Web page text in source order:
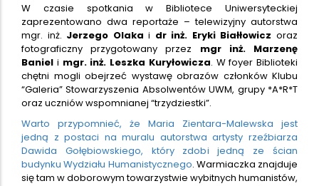
W czasie spotkania w Bibliotece Uniwersyteckiej
zaprezentowano dwa reportaże – telewizyjny autorstwa
mgr. inż. Jerzego Olaka i dr inż. Eryki Białłowicz oraz
fotograficzny przygotowany przez mgr inż. Marzenę
Baniel i mgr. inż. Leszka Kuryłowicza. W foyer Biblioteki
chętni mogli obejrzeć wystawę obrazów członków Klubu
“Galeria” Stowarzyszenia Absolwentów UWM, grupy *A*R*T
oraz uczniów wspomnianej “trzydziestki”.
Warto przypomnieć, że Maria Zientara-Malewska jest
jedną z postaci na muralu autorstwa artysty rzeźbiarza
Dawida Gołębiowskiego, który zdobi jedną ze ścian
budynku Wydziału Humanistycznego. Warmiaczka znajduje
się tam w doborowym towarzystwie wybitnych humanistów,